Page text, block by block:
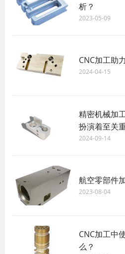
析？
2023-05-09
CNC加工助
2024-04-15
精密机械加
扮演着至关
2024-09-14
航空零部件
2023-08-04
CNC加工中
么？